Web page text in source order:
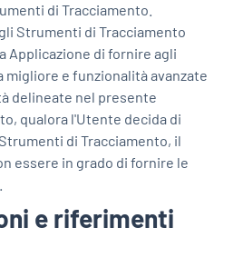
di Tracciamento.
Strumenti di Tracciamento
Applicazione di fornire agli
migliore e funzionalità avanzate
delineate nel presente
qualora l'Utente decida di
di Tracciamento, il
essere in grado di fornire le
e riferimenti